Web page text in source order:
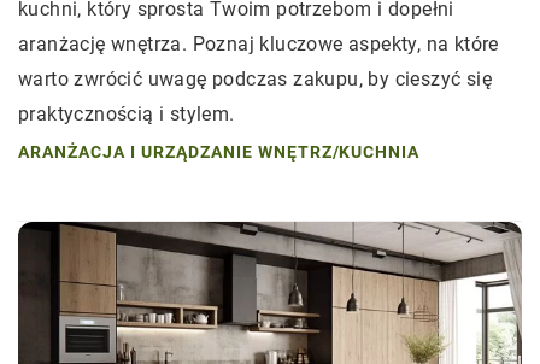
kuchni, który sprosta Twoim potrzebom i dopełni
aranżację wnętrza. Poznaj kluczowe aspekty, na które
warto zwrócić uwagę podczas zakupu, by cieszyć się
praktycznością i stylem.
ARANŻACJA I URZĄDZANIE WNĘTRZ/KUCHNIA